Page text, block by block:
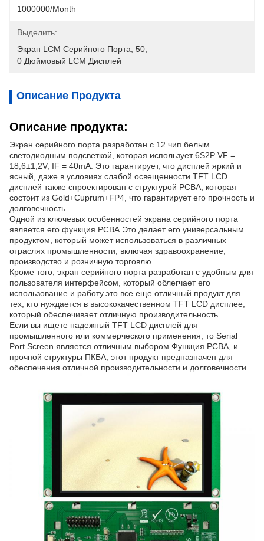
1000000/month
Выделить:
Экран LCM Серийного Порта 50
0 Дюймовый LCM Дисплей
Описание Продукта
Описание продукта:
Экран серийного порта разработан с 12 чип белым
светодиодным подсветкой, которая использует 6S2P VF =
18,6±1,2V; IF = 40mA. Это гарантирует, что дисплей яркий и
ясный, даже в условиях слабой освещенности.TFT LCD
дисплей также спроектирован с структурой PCBA, которая
состоит из Gold+Cuprum+FP4, что гарантирует его прочность и
долговечность.
Одной из ключевых особенностей экрана серийного порта
является его функция PCBA.Это делает его универсальным
продуктом, который может использоваться в различных
отраслях промышленности, включая здравоохранение,
производство и розничную торговлю.
Кроме того, экран серийного порта разработан с удобным для
пользователя интерфейсом, который облегчает его
использование и работу.это все еще отличный продукт для
тех, кто нуждается в высококачественном TFT LCD дисплее,
который обеспечивает отличную производительность.
Если вы ищете надежный TFT LCD дисплей для
промышленного или коммерческого применения, то Serial
Port Screen является отличным выбором.Функция PCBA, и
прочной структуры ПКБА, этот продукт предназначен для
обеспечения отличной производительности и долговечности.